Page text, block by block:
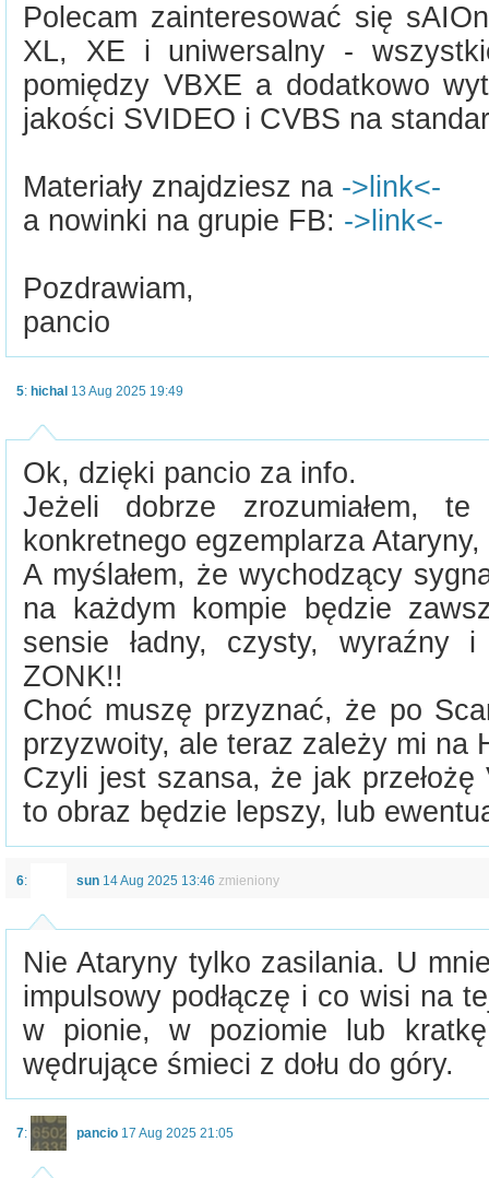
Polecam zainteresować się
XL, XE i uniwersalny -
pomiędzy VBXE a dodatkowo
jakości SVIDEO i CVBS na
Materiały znajdziesz na ->link<-
a nowinki na grupie FB: ->link<-
Pozdrawiam,
pancio
5: hichal 13 Aug 2025 19:49
Ok, dzięki pancio za info.
Jeżeli dobrze zrozumiałem,
konkretnego egzemplarza
A myślałem, że wychodzący
na każdym kompie będzie
sensie ładny, czysty, wyraźny
ZONK!!
Choć muszę przyznać, że po
przyzwoity, ale teraz zależy mi na
Czyli jest szansa, że jak
to obraz będzie lepszy, lub
6: sun 14 Aug 2025 13:46 zmieniony
Nie Ataryny tylko zasilania. U
impulsowy podłączę i co wisi na
w pionie, w poziomie lub
wędrujące śmieci z dołu do góry.
7: pancio 17 Aug 2025 21:05